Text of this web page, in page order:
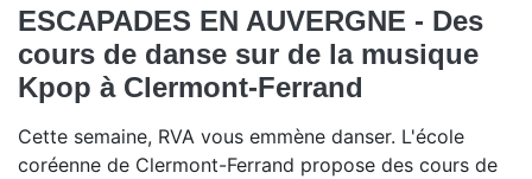
ESCAPADES EN AUVERGNE - Des
cours de danse sur de la musique
Kpop à Clermont-Ferrand
Cette semaine, RVA vous emmène danser. L'école
coréenne de Clermont-Ferrand propose des cours de